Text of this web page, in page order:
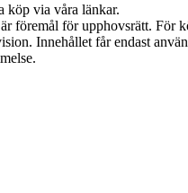
köp via våra länkar.
föremål för upphovsrätt. För
Innehållet får endast